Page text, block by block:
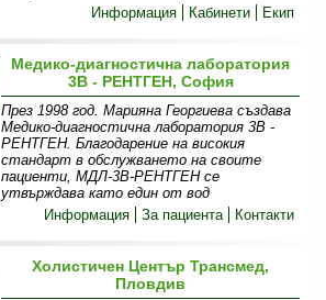
Информация
Кабинети Екип
Медико-диагностична лаборатория
3В - РЕНТГЕН, София
През 1998 год. Марияна Георгиева създава
Медико-диагностична лаборатория 3В -
РЕНТГЕН. Благодарение на високия
стандарт в обслужването на своите
пациенти, МДЛ-3В-РЕНТГЕН се
утвърждава като един от вод
Информация
За пациента Контакти
Холистичен Център Трансмед,
Пловдив